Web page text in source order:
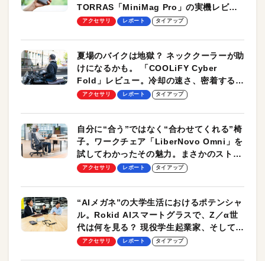
TORRAS「MiniMag Pro」の実機レビュ
ーも
アクセサリ レポート タイアップ
夏場のバイクは地獄？ ネッククーラーが助
けになるかも。 「COOLiFY Cyber
Fold」レビュー。冷却の速さ、密着する冷
却プレート、シンプルな操作性がグッド！
アクセサリ レポート タイアップ
自分に“合う”ではなく“合わせてくれる”椅
子。ワークチェア「LiberNovo Omni」を
試してわかったその魅力。まさかのストレ
ッチ機能も搭載
アクセサリ レポート タイアップ
“AIメガネ”の大学生活におけるポテンシャ
ル。Rokid AIスマートグラスで、Z／α世
代は何を見る？ 現役学生起業家、そして教
授による体験会レポート【PR】
アクセサリ レポート タイアップ